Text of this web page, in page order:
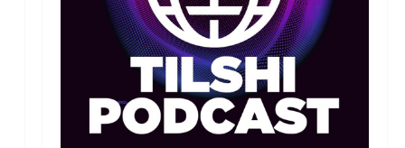
2 07/08/2026
3
Басты жаңалық Күрес
“Оңай болған жоқ”: Өзбек
файтері өзінен үш есе ауыр
балуанды таза жеңді